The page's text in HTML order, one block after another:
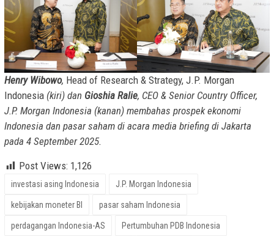
Henry Wibowo, Head of Research & Strategy, J.P. Morgan
Indonesia (kiri) dan Gioshia Ralie, CEO & Senior Country Officer,
J.P. Morgan Indonesia (kanan) membahas prospek ekonomi
Indonesia dan pasar saham di acara media briefing di Jakarta
pada 4 September 2025.
Post Views: 1,126
investasi asing Indonesia J.P. Morgan Indonesia
kebijakan moneter BI pasar saham Indonesia
perdagangan Indonesia-AS Pertumbuhan PDB Indonesia